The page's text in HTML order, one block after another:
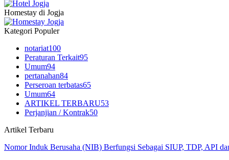
Homestay di Jogja
Kategori Populer
notariat100
Peraturan Terkait95
Umum94
pertanahan84
Perseroan terbatas65
Umum64
ARTIKEL TERBARU53
Perjanjian / Kontrak50
Artikel Terbaru
Nomor Induk Berusaha (NIB) Berfungsi Sebagai SIUP, TDP, API